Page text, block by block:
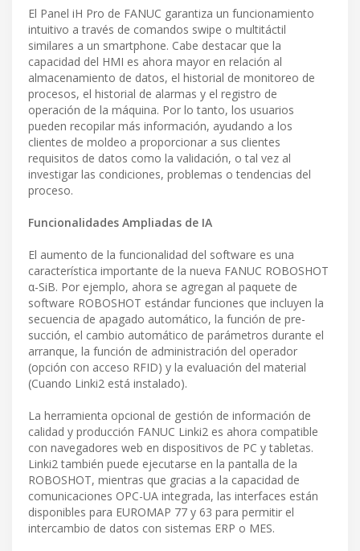
El Panel iH Pro de FANUC garantiza un funcionamiento
intuitivo a través de comandos swipe o multitáctil
similares a un smartphone. Cabe destacar que la
capacidad del HMI es ahora mayor en relación al
almacenamiento de datos, el historial de monitoreo de
procesos, el historial de alarmas y el registro de
operación de la máquina. Por lo tanto, los usuarios
pueden recopilar más información, ayudando a los
clientes de moldeo a proporcionar a sus clientes
requisitos de datos como la validación, o tal vez al
investigar las condiciones, problemas o tendencias del
proceso.
Funcionalidades Ampliadas de IA
El aumento de la funcionalidad del software es una
característica importante de la nueva FANUC ROBOSHOT
α-SiB. Por ejemplo, ahora se agregan al paquete de
software ROBOSHOT estándar funciones que incluyen la
secuencia de apagado automático, la función de pre-
succión, el cambio automático de parámetros durante el
arranque, la función de administración del operador
(opción con acceso RFID) y la evaluación del material
(Cuando Linki2 está instalado).
La herramienta opcional de gestión de información de
calidad y producción FANUC Linki2 es ahora compatible
con navegadores web en dispositivos de PC y tabletas.
Linki2 también puede ejecutarse en la pantalla de la
ROBOSHOT, mientras que gracias a la capacidad de
comunicaciones OPC-UA integrada, las interfaces están
disponibles para EUROMAP 77 y 63 para permitir el
intercambio de datos con sistemas ERP o MES.